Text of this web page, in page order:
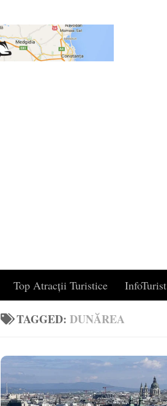
Top Atracții Turistice InfoTurist
TAGGED:DUNĂREA